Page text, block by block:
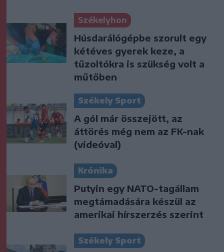
Székelyhon
Húsdarálógépbe szorult egy
kétéves gyerek keze, a
tűzoltókra is szükség volt a
műtőben
Székely Sport
A gól már összejött, az
áttörés még nem az FK-nak
(videóval)
Krónika
Putyin egy NATO-tagállam
megtámadására készül az
amerikai hírszerzés szerint
Székely Sport